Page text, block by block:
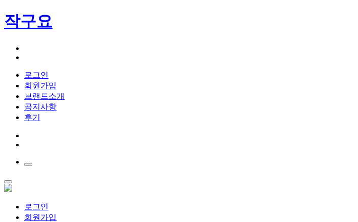
작구요
로그인
회원가입
브랜드소개
공지사항
후기
로그인
회원가입